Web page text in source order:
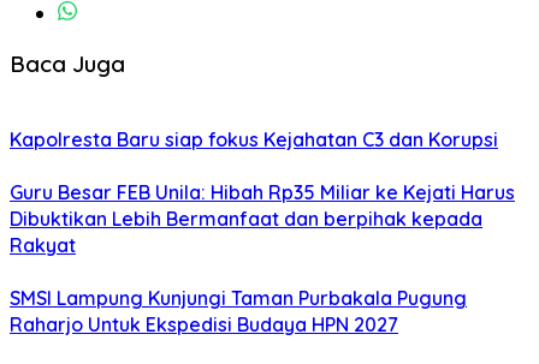
Baca Juga
Kapolresta Baru siap fokus Kejahatan C3 dan Korupsi
Guru Besar FEB Unila: Hibah Rp35 Miliar ke Kejati Harus
Dibuktikan Lebih Bermanfaat dan berpihak kepada
Rakyat
SMSI Lampung Kunjungi Taman Purbakala Pugung
Raharjo Untuk Ekspedisi Budaya HPN 2027